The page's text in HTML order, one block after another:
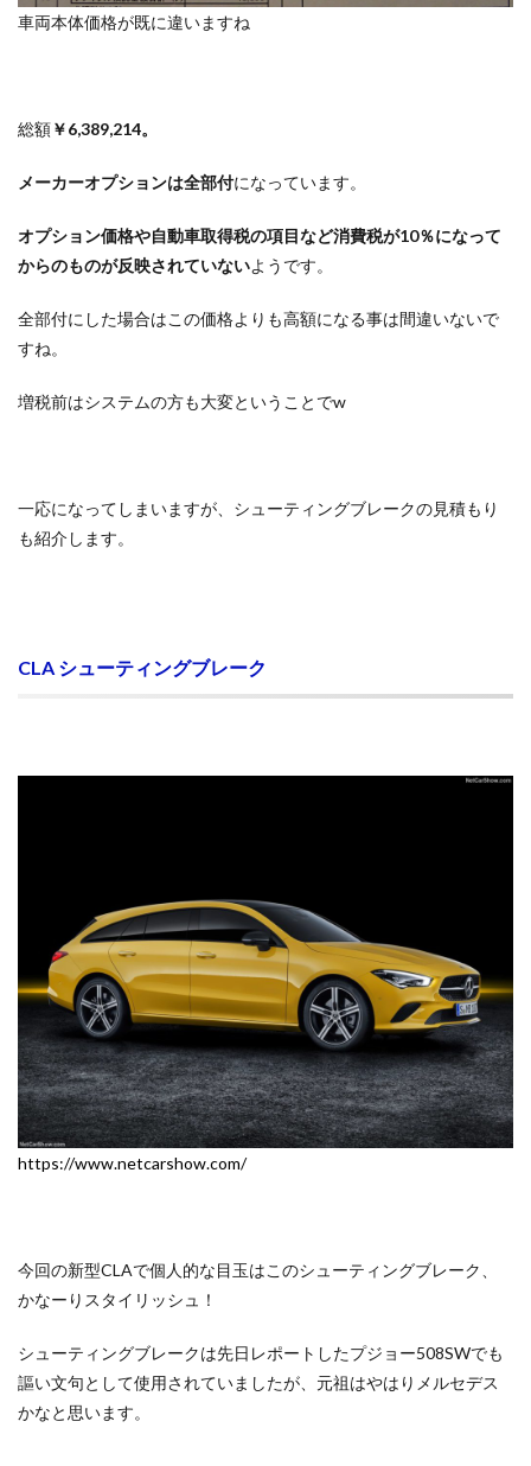
車両本体価格が既に違いますね
総額￥6,389,214。
メーカーオプションは全部付になっています。
オプション価格や自動車取得税の項目など消費税が10％になって
からのものが反映されていないようです。
全部付にした場合はこの価格よりも高額になる事は間違いないで
すね。
増税前はシステムの方も大変ということでw
一応になってしまいますが、シューティングブレークの見積もり
も紹介します。
CLA シューティングブレーク
https://www.netcarshow.com/
今回の新型CLAで個人的な目玉はこのシューティングブレーク、
かなーりスタイリッシュ！
シューティングブレークは先日レポートしたプジョー508SWでも
謳い文句として使用されていましたが、元祖はやはりメルセデス
かなと思います。